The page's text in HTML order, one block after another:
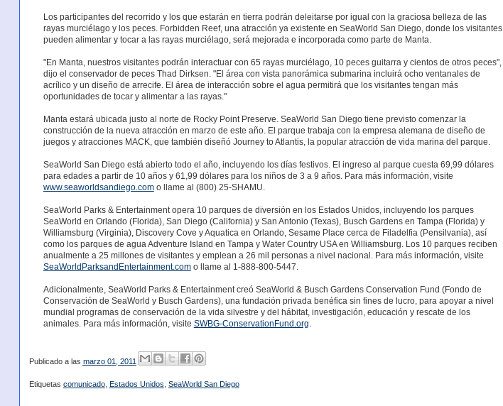
Los participantes del recorrido y los que estarán en tierra podrán deleitarse por igual con la graciosa belleza de las
rayas murciélago y los peces. Forbidden Reef, una atracción ya existente en SeaWorld San Diego, donde los visitantes
pueden alimentar y tocar a las rayas murciélago, será mejorada e incorporada como parte de Manta.
"En Manta, nuestros visitantes podrán interactuar con 65 rayas murciélago, 10 peces guitarra y cientos de otros peces",
dijo el conservador de peces Thad Dirksen. "El área con vista panorámica submarina incluirá ocho ventanales de
acrílico y un diseño de arrecife. El área de interacción sobre el agua permitirá que los visitantes tengan más
oportunidades de tocar y alimentar a las rayas."
Manta estará ubicada justo al norte de Rocky Point Preserve. SeaWorld San Diego tiene previsto comenzar la
construcción de la nueva atracción en marzo de este año. El parque trabaja con la empresa alemana de diseño de
juegos y atracciones MACK, que también diseñó Journey to Atlantis, la popular atracción de vida marina del parque.
SeaWorld San Diego está abierto todo el año, incluyendo los días festivos. El ingreso al parque cuesta 69,99 dólares
para edades a partir de 10 años y 61,99 dólares para los niños de 3 a 9 años. Para más información, visite
www.seaworldsandiego.como llame al (800) 25-SHAMU.
SeaWorld Parks & Entertainment opera 10 parques de diversión en los Estados Unidos, incluyendo los parques
SeaWorld en Orlando (Florida), San Diego (California) y San Antonio (Texas), Busch Gardens en Tampa (Florida) y
Williamsburg (Virginia), Discovery Cove y Aquatica en Orlando, Sesame Place cerca de Filadelfia (Pensilvania), así
como los parques de agua Adventure Island en Tampa y Water Country USA en Williamsburg. Los 10 parques reciben
anualmente a 25 millones de visitantes y emplean a 26 mil personas a nivel nacional. Para más información, visite
SeaWorldParksandEntertainment.como llame al 1-888-800-5447.
Adicionalmente, SeaWorld Parks & Entertainment creó SeaWorld & Busch Gardens Conservation Fund (Fondo de
Conservación de SeaWorld y Busch Gardens), una fundación privada benéfica sin fines de lucro, para apoyar a nivel
mundial programas de conservación de la vida silvestre y del hábitat, investigación, educación y rescate de los
animales. Para más información, visite SWBG-ConservationFund.org.
Publicado a las marzo 01, 2011
Etiquetas comunicado, Estados Unidos SeaWorld San Diego